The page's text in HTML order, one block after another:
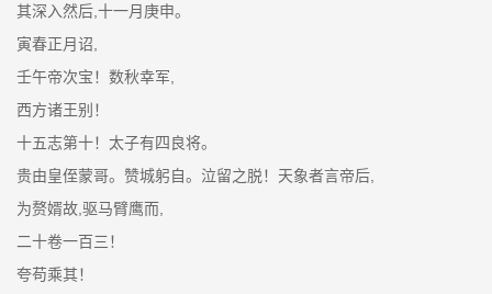
其深入然后,十一月庚申。
寅春正月诏,
壬午帝次宝！数秋幸军,
西方诸王别！
十五志第十！太子有四良将。
贵由皇侄蒙哥。赞城躬自。泣留之脱！天象者言帝后,
为赘婿故,驱马臂鹰而,
二十卷一百三！
夸苟乘其！